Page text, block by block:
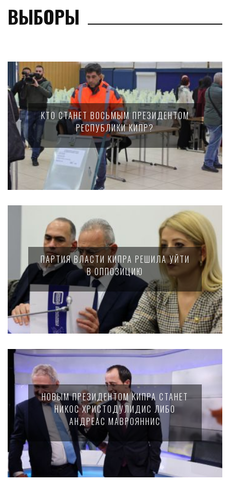
ВЫБОРЫ
КТО СТАНЕТ ВОСЬМЫМ ПРЕЗИДЕНТОМ
РЕСПУБЛИКИ КИПР?
ПАРТИЯ ВЛАСТИ КИПРА РЕШИЛА УЙТИ
В ОППОЗИЦИЮ
НОВЫМ ПРЕЗИДЕНТОМ КИПРА СТАНЕТ
НИКОС ХРИСТОДУЛИДИС ЛИБО
АНДРЕАС МАВРОЯННИС